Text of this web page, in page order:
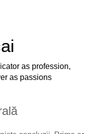
as profession,
as passions